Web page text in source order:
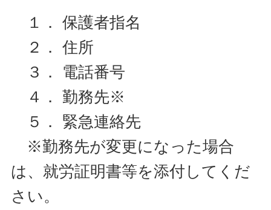
１． 保護者指名
２． 住所
３． 電話番号
４． 勤務先※
５． 緊急連絡先
※勤務先が変更になった場合
は、就労証明書等を添付してくだ
さい。